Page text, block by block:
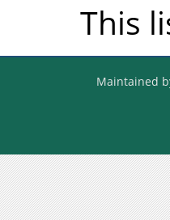
This
Maintained